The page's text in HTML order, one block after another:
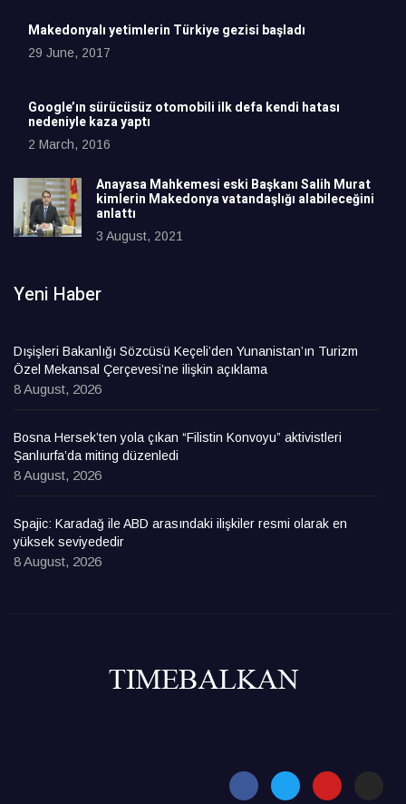
Makedonyalı yetimlerin Türkiye gezisi başladı
29 June, 2017
Google’ın sürücüsüz otomobili ilk defa kendi hatası
nedeniyle kaza yaptı
2 March, 2016
Anayasa Mahkemesi eski Başkanı Salih Murat
kimlerin Makedonya vatandaşlığı alabileceğini
anlattı
3 August, 2021
Yeni Haber
Dışişleri Bakanlığı Sözcüsü Keçeli’den Yunanistan’ın Turizm
Özel Mekansal Çerçevesi’ne ilişkin açıklama
8 August, 2026
Bosna Hersek’ten yola çıkan “Filistin Konvoyu” aktivistleri
Şanlıurfa’da miting düzenledi
8 August, 2026
Spajic: Karadağ ile ABD arasındaki ilişkiler resmi olarak en
yüksek seviyededir
8 August, 2026